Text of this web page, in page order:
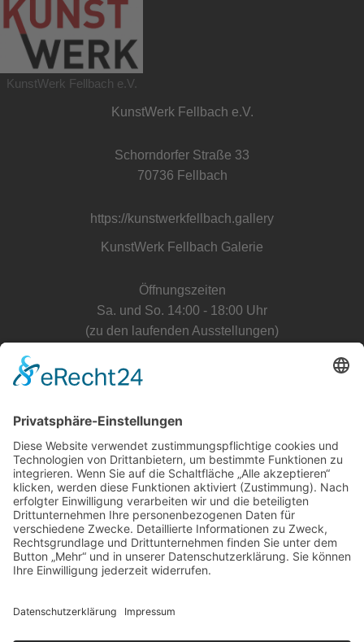
KunstWerk Fellbach e.V.
KunstWerk Fellbach e.V.
Schorndorfer Straße 33
70736 Fellbach
https://kunstwerkfellbach.gallery
KunstWerk Fellbach Galerie
Öffnungszeiten
Sa. und So. 14:00 - 18:00 Uhr
(zu den laufenden Ausstellungen)
Anfahrt Galerie
Verein
info@kunstwerkfellbachev.de